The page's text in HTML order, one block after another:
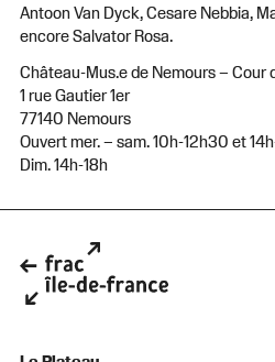
Antoon Van Dyck, Cesare Nebbia,
encore Salvator Rosa.
Château-Mus.e de Nemours – Cour
1 rue Gautier 1er
77140 Nemours
Ouvert mer. – sam. 10h-12h30 et
Dim. 14h-18h